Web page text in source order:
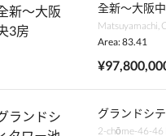
全新～大阪
Area: 83.41